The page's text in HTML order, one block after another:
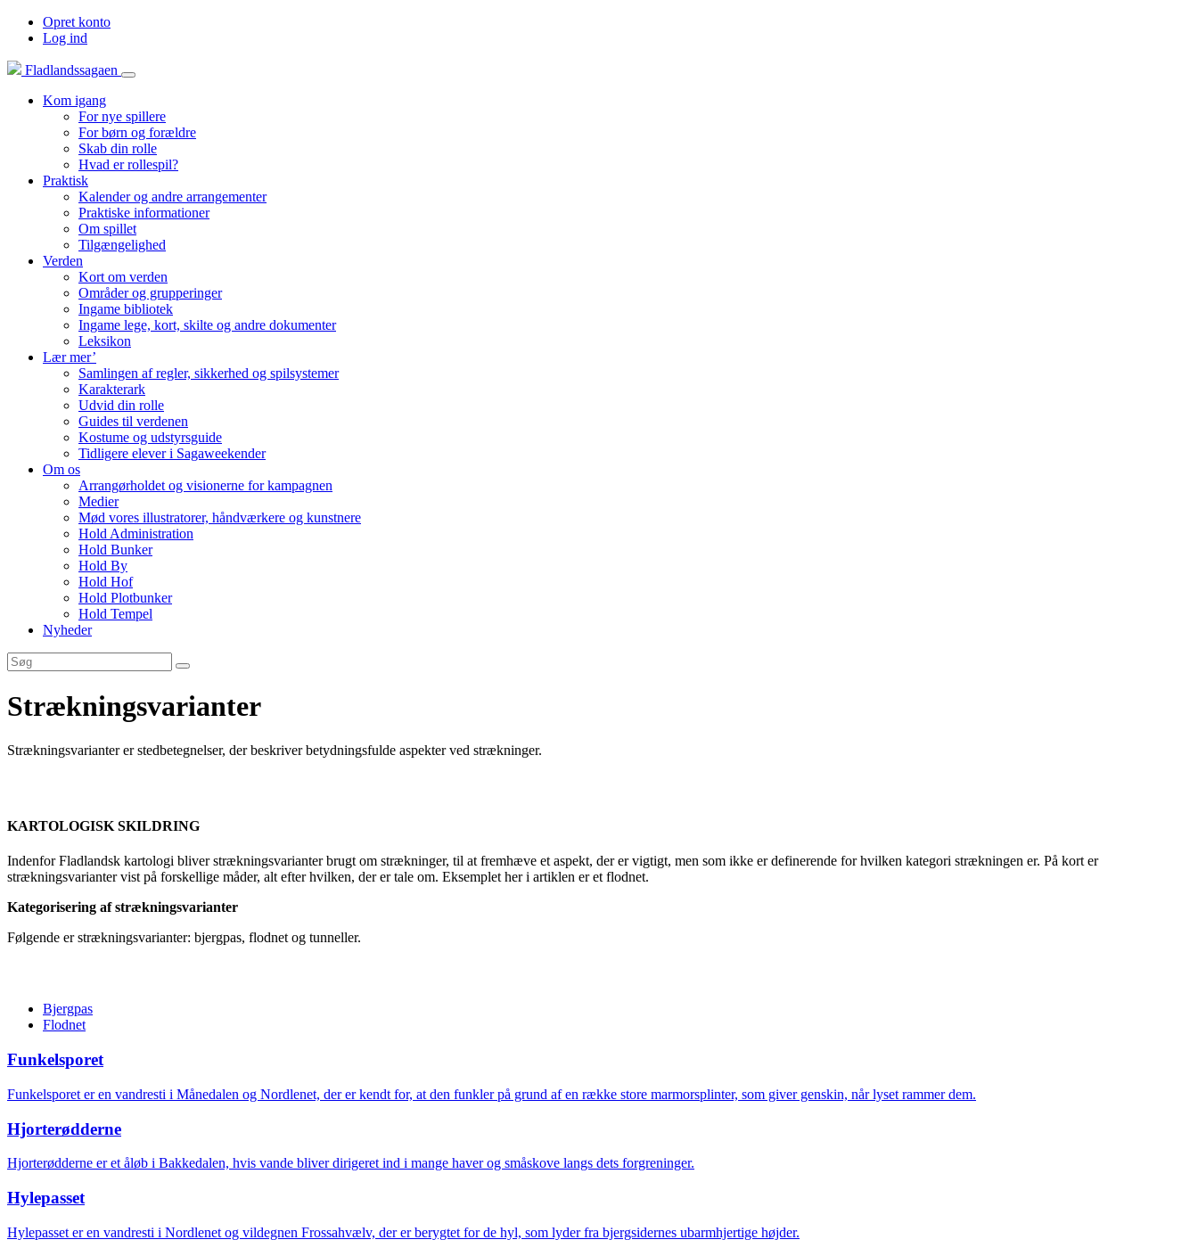
Opret konto
Log ind
Fladlandssagaen
Kom igang
For nye spillere
For børn og forældre
Skab din rolle
Hvad er rollespil?
Praktisk
Kalender og andre arrangementer
Praktiske informationer
Om spillet
Tilgængelighed
Verden
Kort om verden
Områder og grupperinger
Ingame bibliotek
Ingame lege, kort, skilte og andre dokumenter
Leksikon
Lær mer’
Samlingen af regler, sikkerhed og spilsystemer
Karakterark
Udvid din rolle
Guides til verdenen
Kostume og udstyrsguide
Tidligere elever i Sagaweekender
Om os
Arrangørholdet og visionerne for kampagnen
Medier
Mød vores illustratorer, håndværkere og kunstnere
Hold Administration
Hold Bunker
Hold By
Hold Hof
Hold Plotbunker
Hold Tempel
Nyheder
Strækningsvarianter
Strækningsvarianter er stedbetegnelser, der beskriver betydningsfulde aspekter ved strækninger.
KARTOLOGISK SKILDRING
Indenfor Fladlandsk kartologi bliver strækningsvarianter brugt om strækninger, til at fremhæve et aspekt, der er vigtigt, men som ikke er definerende for hvilken kategori strækningen er. På kort er
strækningsvarianter vist på forskellige måder, alt efter hvilken, der er tale om. Eksemplet her i artiklen er et flodnet.
Kategorisering af strækningsvarianter
Følgende er strækningsvarianter: bjergpas, flodnet og tunneller.
Bjergpas
Flodnet
Funkelsporet
Funkelsporet er en vandresti i Månedalen og Nordlenet, der er kendt for, at den funkler på grund af en række store marmorsplinter, som giver genskin, når lyset rammer dem.
Hjorterødderne
Hjorterødderne er et åløb i Bakkedalen, hvis vande bliver dirigeret ind i mange haver og småskove langs dets forgreninger.
Hylepasset
Hylepasset er en vandresti i Nordlenet og vildegnen Frossahvælv, der er berygtet for de hyl, som lyder fra bjergsidernes ubarmhjertige højder.